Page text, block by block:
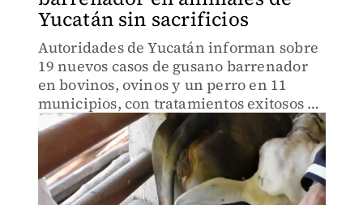
Yucatán sin sacrificios
Autoridades de Yucatán informan sobre
19 nuevos casos de gusano barrenador
en bovinos, ovinos y un perro en 11
municipios, con tratamientos exitosos y
sin necesidad de sacrificio animal.